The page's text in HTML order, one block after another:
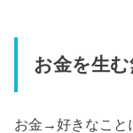
お金を生
お金→好きなこと